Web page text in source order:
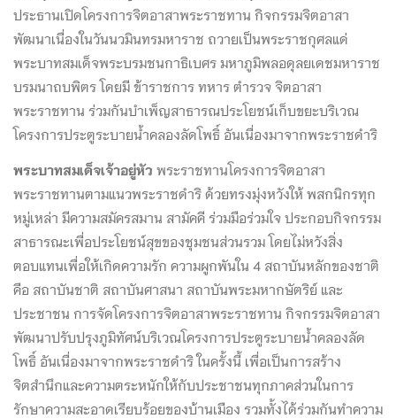
ประธานเปิดโครงการจิตอาสาพระราชทาน กิจกรรมจิตอาสา
พัฒนาเนื่องในวันนวมินทรมหาราช ถวายเป็นพระราชกุศลแด่
พระบาทสมเด็จพระบรมชนกาธิเบศร มหาภูมิพลอดุลยเดชมหาราช
บรมนาถบพิตร โดยมี ข้าราชการ ทหาร ตำรวจ จิตอาสา
พระราชทาน ร่วมกันบำเพ็ญสาธารณประโยชน์เก็บขยะบริเวณ
โครงการประตูระบายน้ำคลองลัดโพธิ์ อันเนื่องมาจากพระราชดำริ
พระบาทสมเด็จเจ้าอยู่หัว พระราชทานโครงการจิตอาสา
พระราชทานตามแนวพระราชดำริ ด้วยทรงมุ่งหวังให้ พสกนิกรทุก
หมู่เหล่า มีความสมัครสมาน สามัคคี ร่วมมือร่วมใจ ประกอบกิจกรรม
สาธารณะเพื่อประโยชน์สุขของชุมชนส่วนรวม โดยไม่หวังสิ่ง
ตอบแทนเพื่อให้เกิดความรัก ความผูกพันใน 4 สถาบันหลักของชาติ
คือ สถาบันชาติ สถาบันศาสนา สถาบันพระมหากษัตริย์ และ
ประชาชน การจัดโครงการจิตอาสาพระราชทาน กิจกรรมจิตอาสา
พัฒนาปรับปรุงภูมิทัศน์บริเวณโครงการประตูระบายน้ำคลองลัด
โพธิ์ อันเนื่องมาจากพระราชดำริ ในครั้งนี้ เพื่อเป็นการสร้าง
จิตสำนึกและความตระหนักให้กับประชาชนทุกภาคส่วนในการ
รักษาความสะอาดเรียบร้อยของบ้านเมือง รวมทั้งได้ร่วมกันทำความ